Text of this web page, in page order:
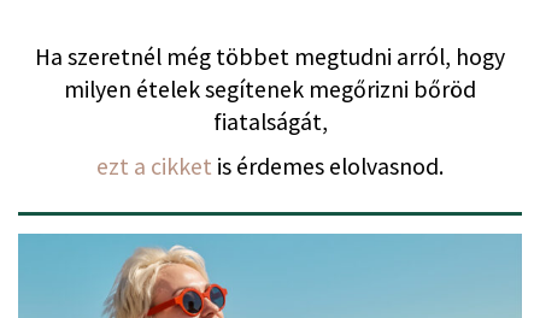
Ha szeretnél még többet megtudni arról, hogy
milyen ételek segítenek megőrizni bőröd
fiatalságát,
ezt a cikket is érdemes elolvasnod.